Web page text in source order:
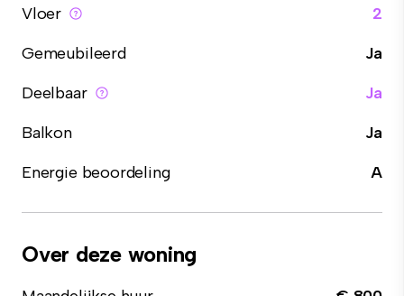
Vloer
2
Gemeubileerd
Ja
Deelbaar
Ja
Balkon
Ja
Energie beoordeling
A
Over deze woning